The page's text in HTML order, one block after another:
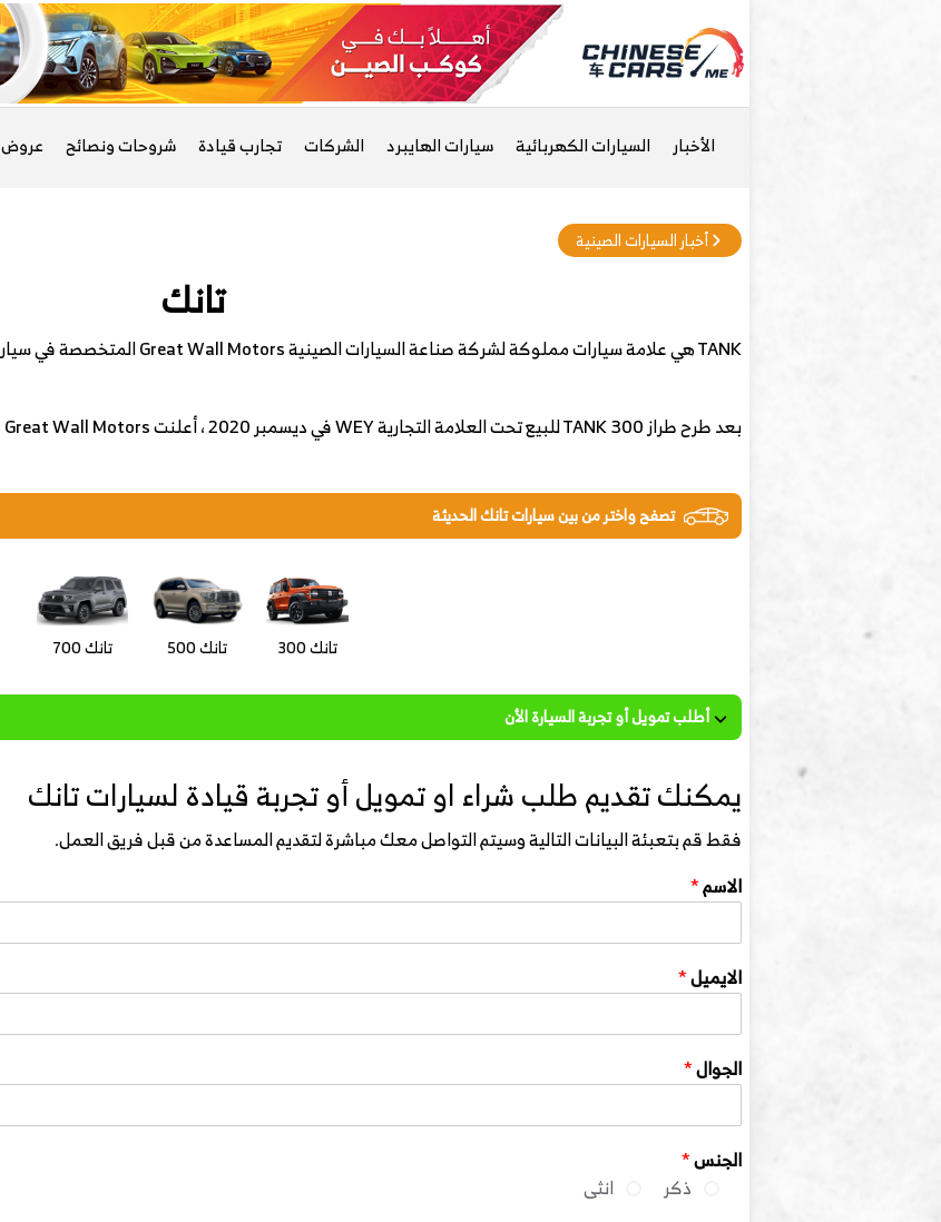
الأخبار السيارات الكهربائية سيارات الهايبرد الشركات تجارب قيادة شروحات ونصائح عروض
أخبار السيارات الصينية
تانك
TANK هي علامة سيارات مملوكة لشركة صناعة السيارات الصينية Great Wall Motors المتخصصة في سيارات الدفع الرباعي.
بعد طرح طراز TANK 300 للبيع تحت العلامة التجارية WEY في ديسمبر 2020 ، أعلنت Great Wall Motors في مارس 2021 أنها
تصفح واختر من بين سيارات تانك الحديثة
تانك 300 تانك 500 تانك 700
أطلب تمويل أو تجربة السيارة الأن
يمكنك تقديم طلب شراء او تمويل أو تجربة قيادة لسيارات تانك
فقط قم بتعبئة البيانات التالية وسيتم التواصل معك مباشرة لتقديم المساعدة من قبل فريق العمل.
الاسم*
الايميل*
الجوال*
الجنس*
ذكر
انثى